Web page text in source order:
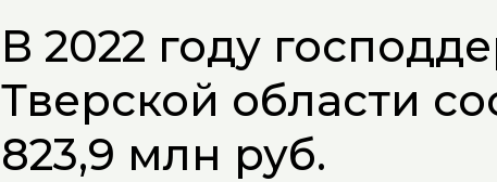
В 2022 году
Тверской области
823,9 млн руб.